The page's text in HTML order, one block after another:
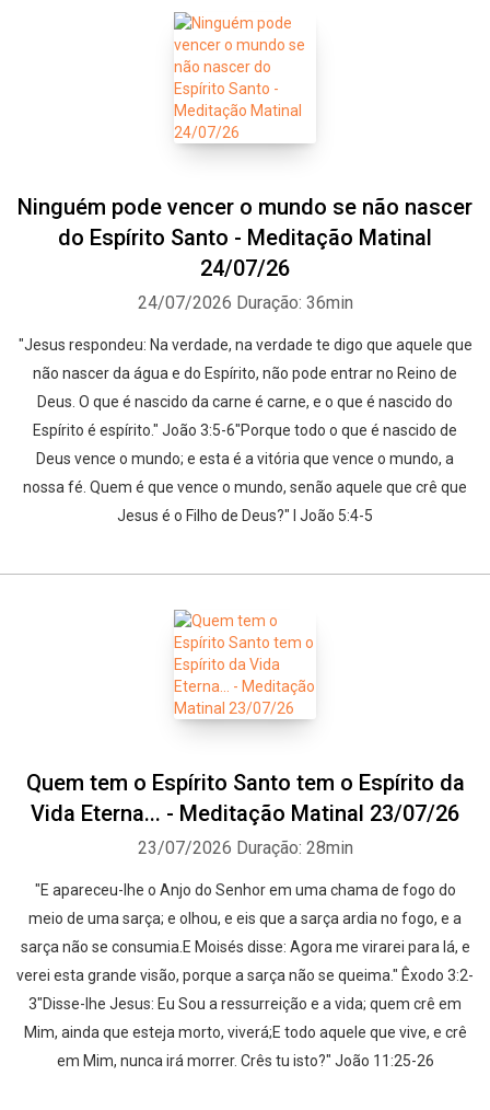
Ninguém pode vencer o mundo se não nascer
do Espírito Santo - Meditação Matinal
24/07/26
24/07/2026 Duração: 36min
"Jesus respondeu: Na verdade, na verdade te digo que aquele que
não nascer da água e do Espírito, não pode entrar no Reino de
Deus. O que é nascido da carne é carne, e o que é nascido do
Espírito é espírito." João 3:5-6"Porque todo o que é nascido de
Deus vence o mundo; e esta é a vitória que vence o mundo, a
nossa fé. Quem é que vence o mundo, senão aquele que crê que
Jesus é o Filho de Deus?" I João 5:4-5
Quem tem o Espírito Santo tem o Espírito da
Vida Eterna... - Meditação Matinal 23/07/26
23/07/2026 Duração: 28min
"E apareceu-lhe o Anjo do Senhor em uma chama de fogo do
meio de uma sarça; e olhou, e eis que a sarça ardia no fogo, e a
sarça não se consumia.E Moisés disse: Agora me virarei para lá, e
verei esta grande visão, porque a sarça não se queima." Êxodo 3:2-
3"Disse-lhe Jesus: Eu Sou a ressurreição e a vida; quem crê em
Mim, ainda que esteja morto, viverá;E todo aquele que vive, e crê
em Mim, nunca irá morrer. Crês tu isto?" João 11:25-26